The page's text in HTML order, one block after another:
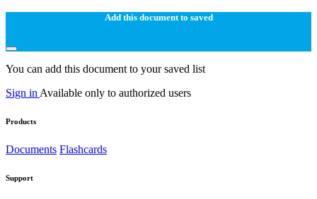
Add this document to saved
You can add this document to your saved list
Sign in Available only to authorized users
Products
Documents Flashcards
Support